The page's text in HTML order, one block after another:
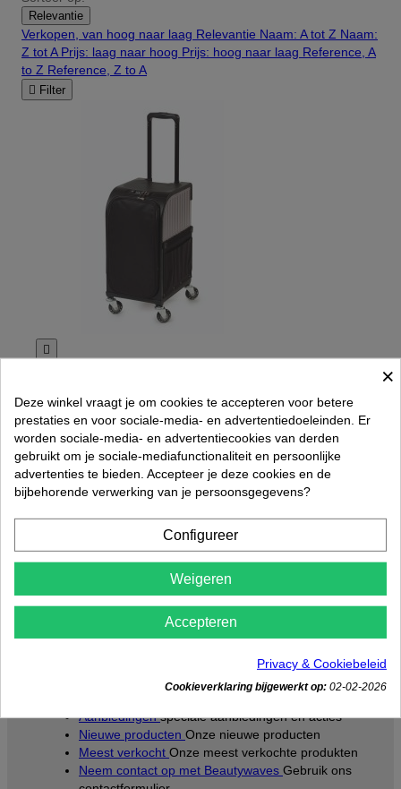
Relevantie
Verkopen, van hoog naar laag Relevantie Naam: A tot Z Naam:
Z tot A Prijs: laag naar hoog Prijs: hoog naar laag Reference, A
to Z Reference, Z to A
 Filter

Ratedout of 5 stars based onreview(s)
   
In winkelwagen
Item 1-1 van 1 in totaal item(s)
Gratis verzending vanaf € 70,- excl. btw (NL)
Klantenservice Toggle klantenservice links
Reclames en retourneren
Betaling en verzendingBetaalmogelijkheden en
Aanbiedingenspeciale aanbiedingen en acties
Nieuwe producten Onze nieuwe producten
Meest verkocht Onze meest verkochte produkten
Neem contact op met Beautywaves Gebruik ons
×
Deze winkel vraagt je om cookies te accepteren voor betere
prestaties en voor sociale-media- en advertentiedoeleinden. Er
worden sociale-media- en advertentiecookies van derden
gebruikt om je sociale-mediafunctionaliteit en persoonlijke
advertenties te bieden. Accepteer je deze cookies en de
bijbehorende verwerking van je persoonsgegevens?
Configureer
Weigeren
Accepteren
Privacy & Cookiebeleid
Cookieverklaring bijgewerkt op: 02-02-2026